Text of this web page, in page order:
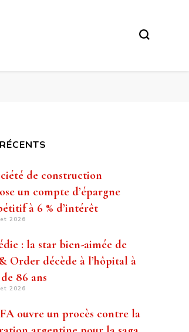
de construction
un compte d’épargne
à 6 % d’intérêt
2026
: la star bien-aimée de
Order décède à l’hôpital à
de 86 ans
2026
ouvre un procès contre la